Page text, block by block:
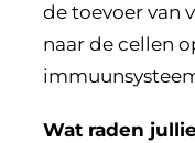
de toevoer van
naar de cellen
Wat raden